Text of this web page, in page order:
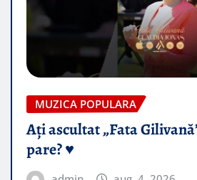
MUZICA POPULARA
Ați ascultat „Fata
pare? ♥️